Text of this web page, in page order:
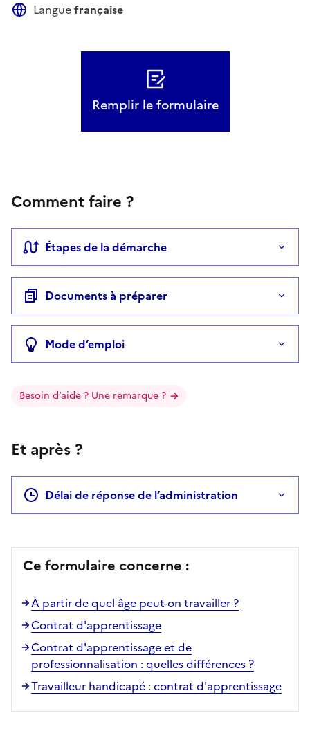
Languefrançaise
Remplir le formulaire
Comment faire ?
Étapes de la démarche
Documents à préparer
Mode d’emploi
Besoin d’aide ? Une remarque ?
Et après ?
Délai de réponse de l’administration
Ce formulaire concerne :
À partir de quel âge peut-on travailler ?
Contrat d'apprentissage
Contrat d'apprentissage et de
professionnalisation : quelles différences ?
Travailleur handicapé : contrat d'apprentissage